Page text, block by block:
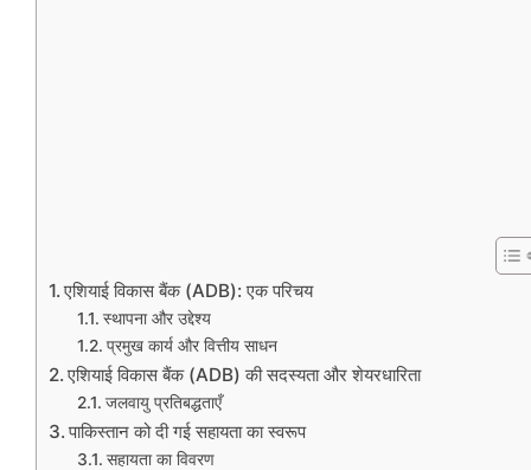
एशियाई विकास बैंक (ADB): एक परिचय
स्थापना और उद्देश्य
प्रमुख कार्य और वित्तीय साधन
एशियाई विकास बैंक (ADB) की सदस्यता और शेयरधारिता
जलवायु प्रतिबद्धताएँ
पाकिस्तान को दी गई सहायता का स्वरूप
सहायता का विवरण